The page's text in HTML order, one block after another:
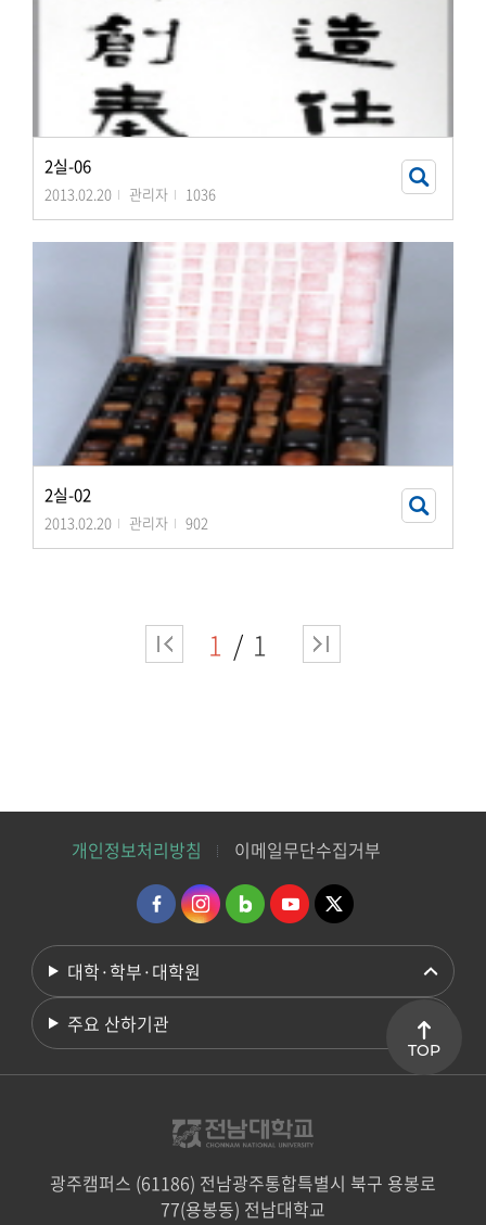
2실-06
2013.02.20 관리자 1036
2실-02
2013.02.20 관리자 902
1 1
개인정보처리방침 이메일무단수집거부
대학·학부·대학원
주요 산하기관
광주캠퍼스 (61186) 전남광주통합특별시 북구 용봉로
77(용봉동) 전남대학교
TOP